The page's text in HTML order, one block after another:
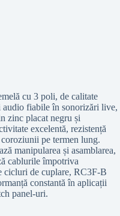
cu 3 poli, de calitate
audio fiabile în sonorizări live,
zinc placat negru și
excelentă, rezistență
pe termen lung.
manipularea și asamblarea,
cablurile împotriva
cicluri de cuplare, RC3F-B
constantă în aplicații
panel-uri.